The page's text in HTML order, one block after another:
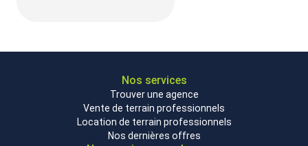
Nos services
Trouver une agence
Vente de terrain professionnels
Location de terrain professionnels
Nos dernières offres